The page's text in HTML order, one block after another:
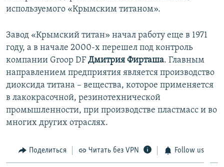
используемого «Крымским титаном».
Завод «Крымский титан» начал работу еще в 1971
году, а в начале 2000-х перешел под контроль
компании Groop DF Дмитрия Фирташа. Главным
направлением предприятия является производство
диоксида титана – вещества, которое применяется
в лакокрасочной, резинотехнической
промышленности, при производстве пластмасс и во
многих других отраслях.
Поделиться Читать без VPN Follow us